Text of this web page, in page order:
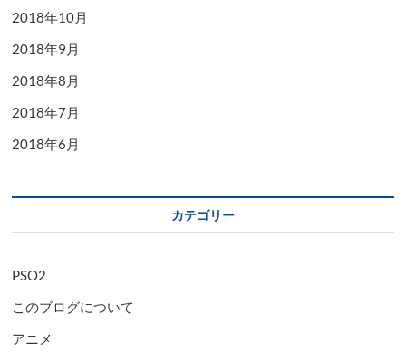
2018年10月
2018年9月
2018年8月
2018年7月
2018年6月
カテゴリー
PSO2
このブログについて
アニメ